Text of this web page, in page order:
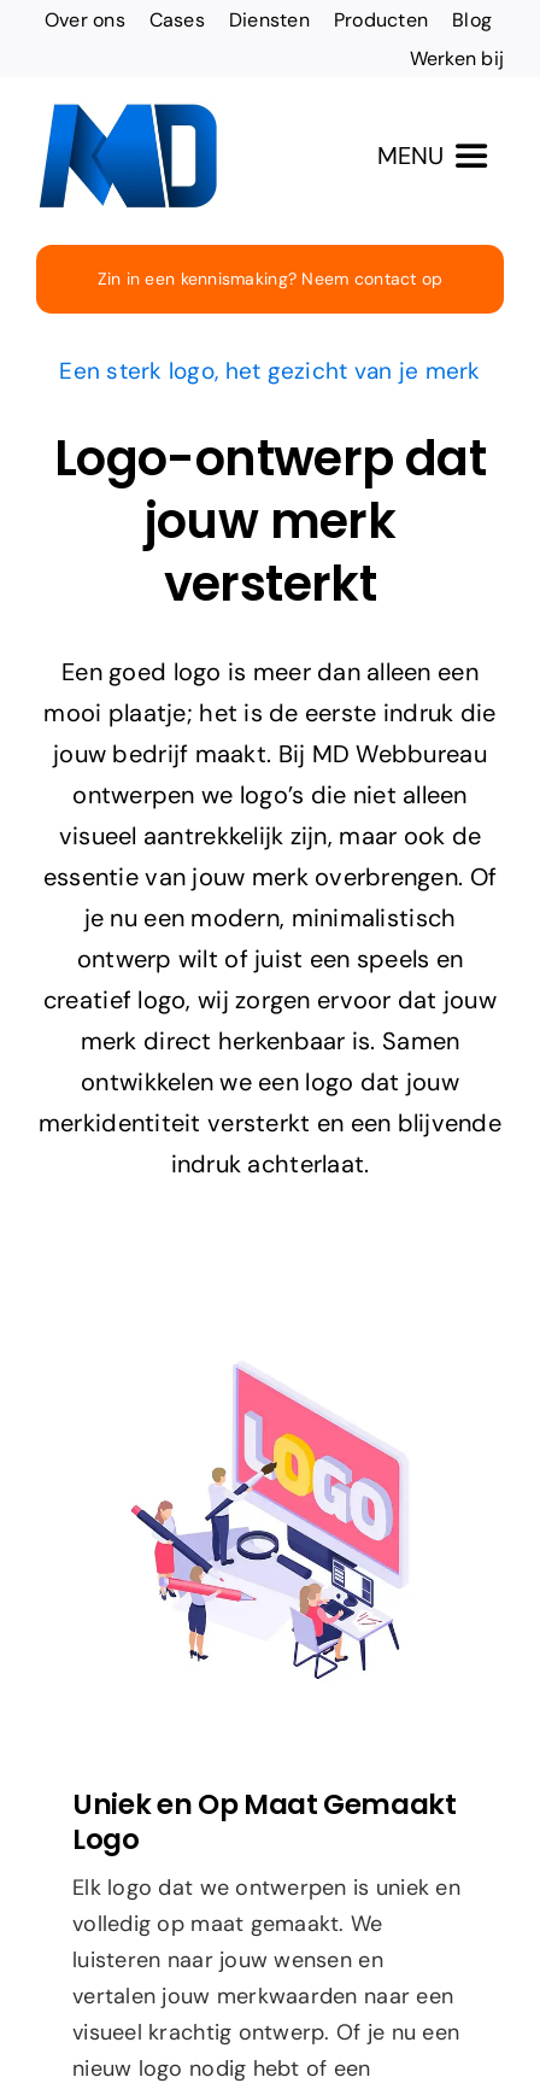
Over ons Cases Diensten Producten
Blog
Werken bij
MENU
Totaaloplossingen
Social Media
Zin in een kennismaking? Neem contact op
Een sterk logo, het gezicht van je merk
Logo-ontwerp dat
jouw merk
versterkt
Een goed logo is meer dan alleen een
mooi plaatje; het is de eerste indruk die
jouw bedrijf maakt. Bij MD Webbureau
ontwerpen we logo’s die niet alleen
visueel aantrekkelijk zijn, maar ook de
essentie van jouw merk overbrengen. Of
je nu een modern, minimalistisch
ontwerp wilt of juist een speels en
creatief logo, wij zorgen ervoor dat jouw
merk direct herkenbaar is. Samen
ontwikkelen we een logo dat jouw
merkidentiteit versterkt en een blijvende
indruk achterlaat.
Uniek en Op Maat Gemaakt
Logo
Elk logo dat we ontwerpen is uniek en
volledig op maat gemaakt. We
luisteren naar jouw wensen en
vertalen jouw merkwaarden naar een
visueel krachtig ontwerp. Of je nu een
nieuw logo nodig hebt of een